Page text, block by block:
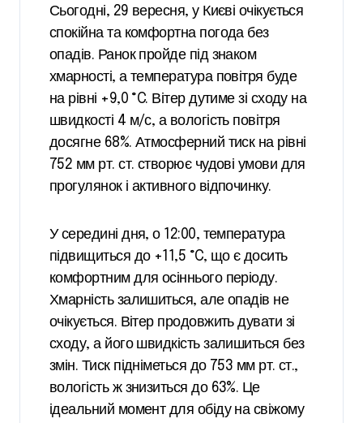
Сьогодні, 29 вересня, у Києві очікується
спокійна та комфортна погода без
опадів. Ранок пройде під знаком
хмарності, а температура повітря буде
на рівні +9,0 °C. Вітер дутиме зі сходу на
швидкості 4 м/с, а вологість повітря
досягне 68%. Атмосферний тиск на рівні
752 мм рт. ст. створює чудові умови для
прогулянок і активного відпочинку.
У середині дня, о 12:00, температура
підвищиться до +11,5 °C, що є досить
комфортним для осіннього періоду.
Хмарність залишиться, але опадів не
очікується. Вітер продовжить дувати зі
сходу, а його швидкість залишиться без
змін. Тиск підніметься до 753 мм рт. ст.,
вологість ж знизиться до 63%. Це
ідеальний момент для обіду на свіжому